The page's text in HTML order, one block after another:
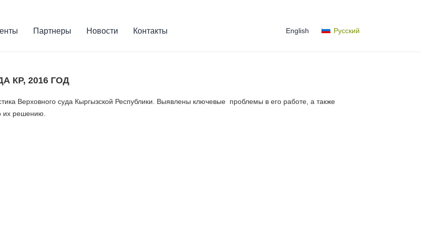
Партнеры Новости Контакты English Русский
КР, 2016 ГОД
Верховного суда Кыргызской Республики. Выявлены ключевые проблемы в его работе, а также
их решению.